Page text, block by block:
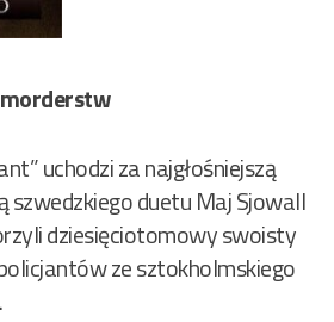
uchodzi za najgłośniejszą
szwedzkiego duetu Maj Sjowall
dziesięciotomowy swoisty
ze sztokholmskiego